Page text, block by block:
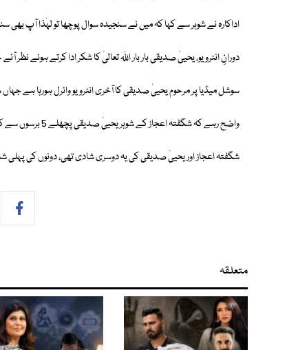
اداکارہ نے شوہر سے کہا کہ میں نے سنجیدہ سوال پوچھا تو لہٰذا آپ
دورانِ انٹرویو، یحییٰ صدیقی بار بار اللہ تعالیٰ کا شکر ادا کرتے ہوئے
سوشل میڈیا پر مرحوم یحییٰ صدیقی کا آخری انٹرویو وائرل ہورہا
واضح رہے کہ شگفتہ اعجاز کے شوہر یحییٰ صدیقی پچھلے 5 برسوں سے کینسر میں مبتلا تھے اور گزشتہ ماہ 12 ستمبر کو انتقال کرگئے تھے۔
شگفتہ اعجاز اور یحییٰ صدیقی کی یہ دوسری شادی تھی، دونوں کی پہلی
متعلقہ